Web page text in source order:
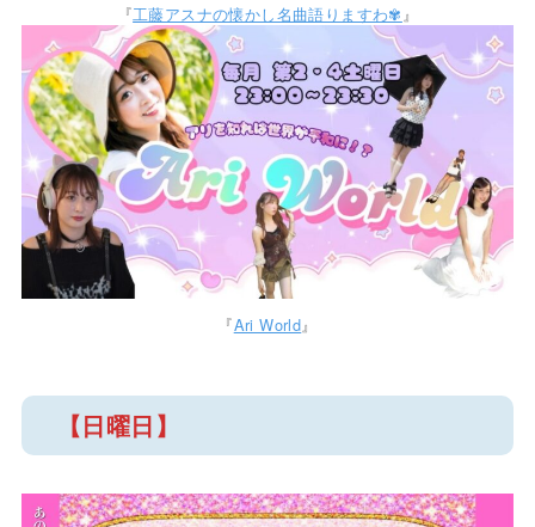
『工藤アスナの懐かし名曲語りますわ✾ 』
『Ari World』
【日曜日】